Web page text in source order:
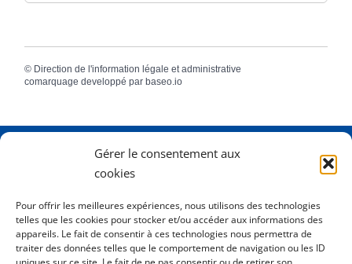
Gérer le consentement aux
cookies
Pour offrir les meilleures expériences, nous utilisons des technologies
telles que les cookies pour stocker et/ou accéder aux informations des
appareils. Le fait de consentir à ces technologies nous permettra de
traiter des données telles que le comportement de navigation ou les ID
© Direction de l'information légale et administrative
comarquage developpé par baseo.io
2 Rue Dame Pernette
Horaires
Lundi de 8h15 à 12h
Mardi de 8h15 à 12h